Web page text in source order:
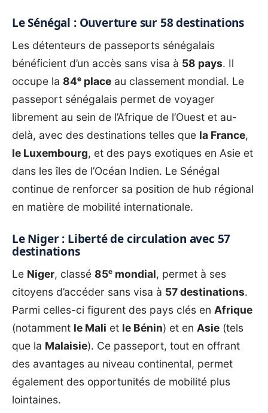
Le Sénégal : Ouverture sur 58 destinations
Les détenteurs de passeports sénégalais
bénéficient d’un accès sans visa à 58 pays. Il
occupe la 84ᵉ place au classement mondial. Le
passeport sénégalais permet de voyager
librement au sein de l’Afrique de l’Ouest et au-
delà, avec des destinations telles que la France,
le Luxembourg, et des pays exotiques en Asie et
dans les îles de l’Océan Indien. Le Sénégal
continue de renforcer sa position de hub régional
en matière de mobilité internationale.
Le Niger : Liberté de circulation avec 57
destinations
Le Niger, classé 85ᵉ mondial, permet à ses
citoyens d’accéder sans visa à 57 destinations.
Parmi celles-ci figurent des pays clés en Afrique
(notamment le Mali et le Bénin) et en Asie (tels
que la Malaisie). Ce passeport, tout en offrant
des avantages au niveau continental, permet
également des opportunités de mobilité plus
lointaines.